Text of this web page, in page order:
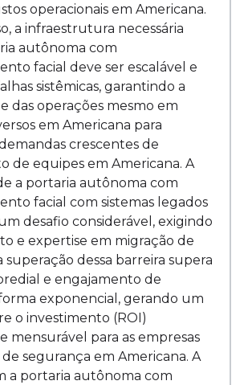
operacionais em Americana.
a infraestrutura necessária
autônoma com
facial deve ser escalável e
sistêmicas, garantindo a
das operações mesmo em
em Americana para
crescentes de
de equipes em Americana. A
a portaria autônoma com
facial com sistemas legados
desafio considerável, exigindo
e expertise em migração de
superação dessa barreira supera
e engajamento de
exponencial, gerando um
o investimento (ROI)
mensurável para as empresas
segurança em Americana. A
a portaria autônoma com